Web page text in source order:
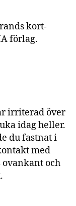
kort-
förlag.
irriterad över
idag heller.
du fastnat i
med
och